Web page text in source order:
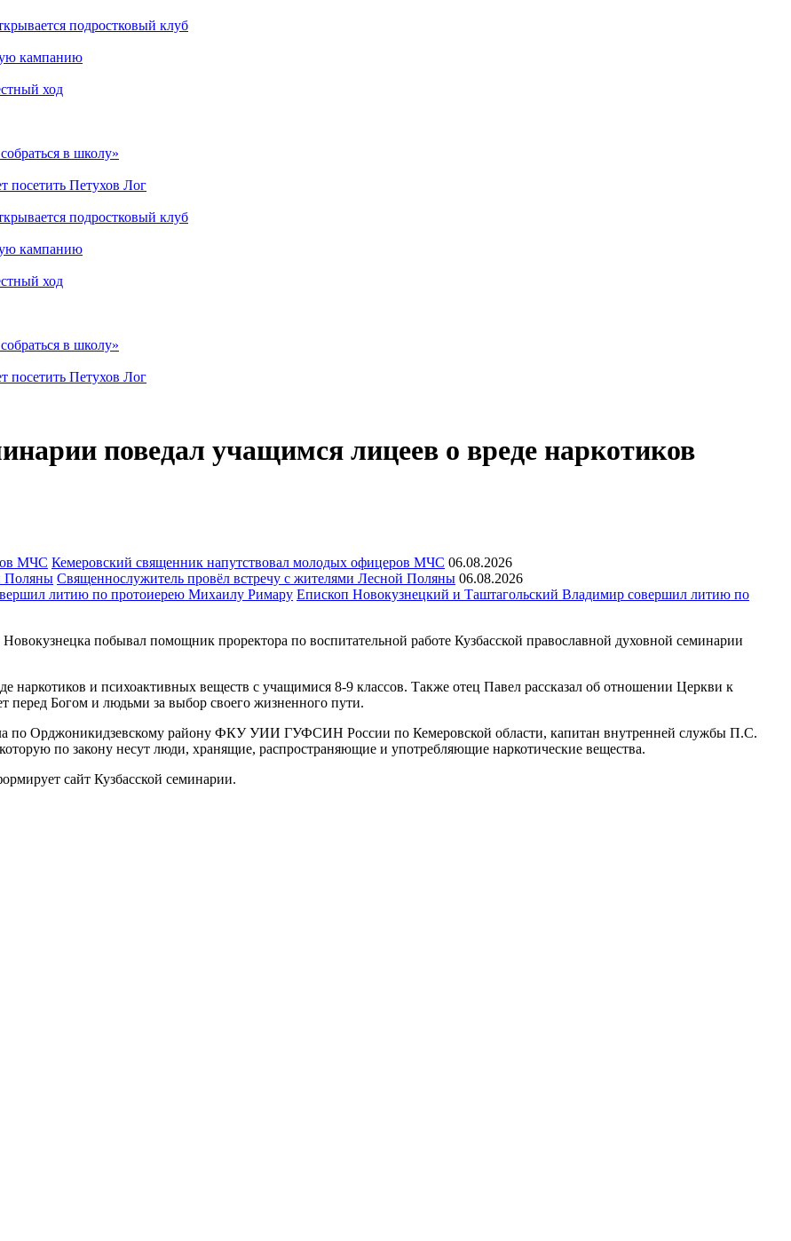
подростковый клуб
кампанию
ход
в школу»
посетить Петухов Лог
подростковый клуб
кампанию
ход
в школу»
посетить Петухов Лог
поведал учащимся лицеев о вреде наркотиков
Кемеровский священник напутствовал молодых офицеров МЧС 06.08.2026
Священнослужитель провёл встречу с жителями Лесной Поляны 06.08.2026
Епископ Новокузнецкий и Таштагольский Владимир совершил литию по
побывал помощник проректора по воспитательной работе Кузбасской православной духовной семинарии
наркотиков и психоактивных веществ с учащимися 8-9 классов. Также отец Павел рассказал об отношении Церкви к
перед Богом и людьми за выбор своего жизненного пути.
по Орджоникидзевскому району ФКУ УИИ ГУФСИН России по Кемеровской области, капитан внутренней службы П.С.
по закону несут люди, хранящие, распространяющие и употребляющие наркотические вещества.
сайт Кузбасской семинарии.